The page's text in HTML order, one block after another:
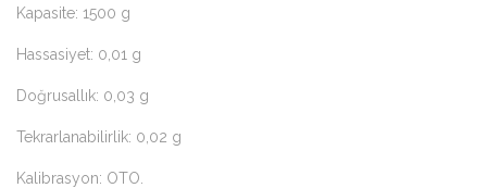
Kapasite: 1500 g
Hassasiyet: 0,01 g
Doğrusallık: 0,03 g
Tekrarlanabilirlik: 0,02 g
Kalibrasyon: OTO.